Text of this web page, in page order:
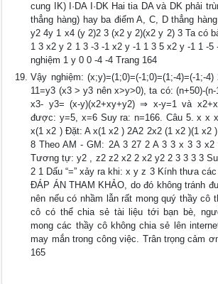
cung IK) I·DA I·DK Hai tia DA và DK phải
thẳng hàng) hay ba điểm A, C, D thẳng
y2 4y 1 x4 (y 2)2 3 (x2 y 2)(x2 y 2) 3 Ta có
1 3 x2 y 2 1 3 -3 -1 x2 y -1 1 3 5 x2 y -1 1 -5
nghiệm 1 y 0 0 -4 -4 Trang 164
Vậy nghiệm: (x;y)=(1;0)=(-1;0)=(1;-4)=(-1;-
11=y3 (x3 > y3 nên x>y>0), ta có: (n+50)-
x3- y3= (x-y)(x2+xy+y2) ⇒ x-y=1 và
được: y=5, x=6 Suy ra: n=166. Câu 5. x x
x(1 x2 ) Đặt: A x(1 x2 ) 2A2 2x2 (1 x2 )(1 x2
8 Theo AM - GM: 2A 3 27 2 A 3 3 x 3 3
Tương tự: y2 , z2 z2 x2 2 x2 y2 2 3 3 3 3
2 1 Dấu “=” xảy ra khi: x y z 3 Kính thưa
ĐÁP ÁN THAM KHẢO, do đó không tránh
nên nếu có nhầm lẫn rất mong quý thầy cô
cô có thể chia sẻ tài liệu tới bạn bè,
mong các thầy cô không chia sẻ lên
may mắn trong công việc. Trân trọng cảm
165